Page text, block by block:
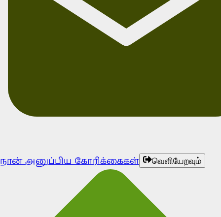
நான் அனுப்பிய கோரிக்கைகள் வெளியேறவும்